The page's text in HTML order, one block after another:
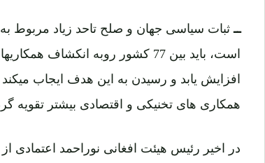
ثبات سیاسی جهان و صلح تاحد زیاد مربوط
است، باید بین 77 کشور روبه انکشاف
افزایش یابد و رسیدن به این هدف ایجاب
همکاری های تخنیکی و اقتصادی بیشتر تقویه
در اخیر رئیس هیئت افغانی نوراحمد اعتمادی